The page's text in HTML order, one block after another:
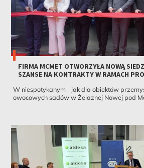
FIRMA MCMET OTWORZYŁA NOWĄ
SZANSE NA KONTRAKTY W RAMACH
W niespotykanym - jak dla obiektów
owocowych sadów w Żelaznej Nowej pod